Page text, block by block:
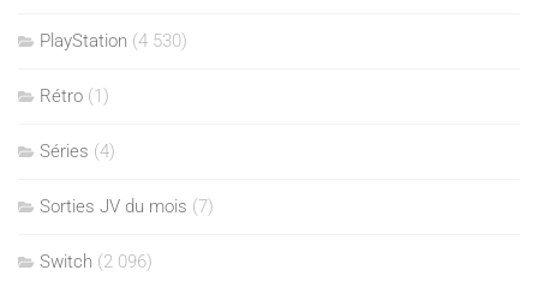
PlayStation (4 530)
Rétro (1)
Séries (4)
Sorties JV du mois (7)
Switch (2 096)